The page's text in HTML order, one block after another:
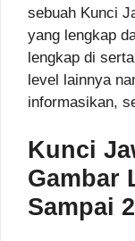
sebuah Kunci
yang lengkap
lengkap di
level lainnya
informasikan,
Kunci
Gambar
Sampai